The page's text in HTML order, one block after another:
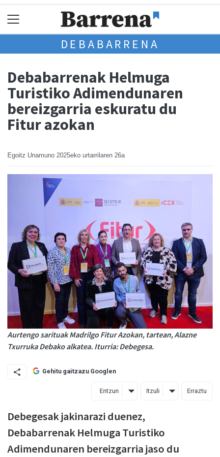
DEBABARRENA
Debabarrenak Helmuga
Turistiko Adimendunaren
bereizgarria eskuratu du
Fitur azokan
Egoitz Unamuno 2025eko urtarrilaren 26a
Aurtengo sarituak Madrilgo Fitur Azokan, tartean, Alazne
Txurruka Debako alkatea. Iturria: Debegesa.
Gehitu gaitzazu Googlen
Entzun Itzuli Erraztu
Debegesak jakinarazi duenez,
Debabarrenak Helmuga Turistiko
Adimendunaren bereizgarria jaso du